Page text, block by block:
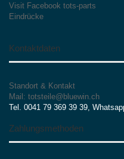
Visit Facebook tots-parts
Eindrücke
Kontaktdaten
Standort & Kontakt
Mail: totsteile@bluewin.ch
Tel. 0041 79 369 39 39,
Zahlungsmethoden